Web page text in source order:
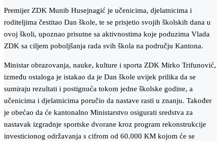
Premijer ZDK Munib Husejnagić je učenicima, djelatnicima i
roditeljima čestitao Dan škole, te se prisjetio svojih školskih dana u
ovoj školi, upoznao prisutne sa aktivnostima koje poduzima Vlada
ZDK sa ciljem poboljšanja rada svih škola na području Kantona.
Ministar obrazovanja, nauke, kulture i sporta ZDK Mirko Trifunović,
između ostaloga je istakao da je Dan škole uvijek prilika da se
sumiraju rezultati i postignuća tokom jedne školske godine, a
učenicima i djelatnicima poručio da nastave rasti u znanju. Također
je obećao da će kantonalno Ministarstvo osigurati sredstva za
nastavak izgradnje sportske dvorane kroz program rekonstrukcije
investicionog održavanja s cifrom od 60.000 KM kojom će se